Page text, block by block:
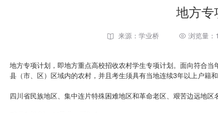
地方
来源：学业桥 浏览量：
地方专项计划，即地方重点高校招收农村学生专项计划。面向符合
县（市、区）区域内的农村，并且考生须具有当地连续3年以上户籍
四川省民族地区、集中连片特殊困难地区和革命老区、艰苦边远地